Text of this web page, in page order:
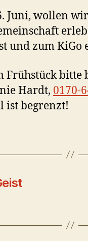
Juni, wollen
und zum KiGo
Frühstück bitte
Hardt, 0170-
ist begrenzt!